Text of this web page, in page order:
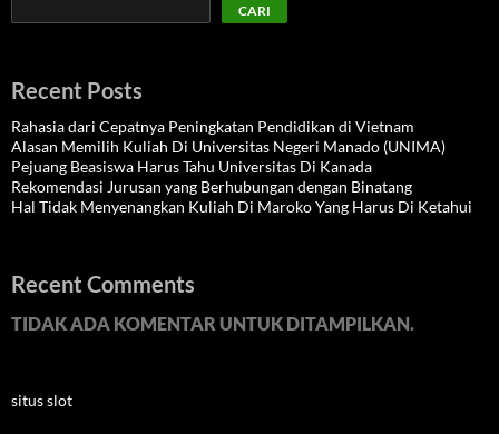
CARI
Recent Posts
Rahasia dari Cepatnya Peningkatan Pendidikan di Vietnam
Alasan Memilih Kuliah Di Universitas Negeri Manado (UNIMA)
Pejuang Beasiswa Harus Tahu Universitas Di Kanada
Rekomendasi Jurusan yang Berhubungan dengan Binatang
Hal Tidak Menyenangkan Kuliah Di Maroko Yang Harus Di Ketahui
Recent Comments
TIDAK ADA KOMENTAR UNTUK DITAMPILKAN.
situs slot